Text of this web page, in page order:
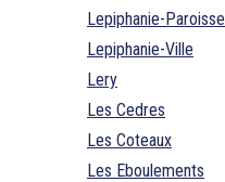
Lepiphanie-Paroisse
Lepiphanie-Ville
Lery
Les Cedres
Les Coteaux
Les Eboulements